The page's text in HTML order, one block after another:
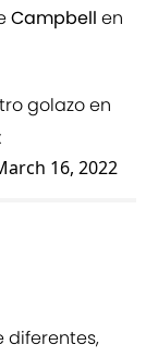
Campbell en
golazo en
16, 2022
diferentes,